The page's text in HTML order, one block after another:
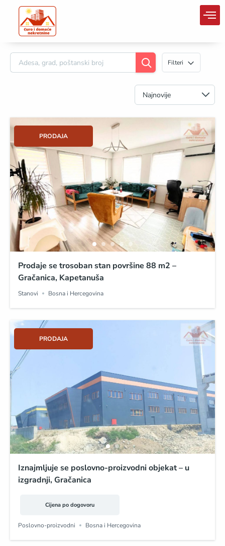
Filteri
PRODAJA
Prodaje se trosoban stan površine 88 m2 –
Gračanica, Kapetanuša
Stanovi Bosna i Hercegovina
PRODAJA
Iznajmljuje se poslovno-proizvodni objekat – u
izgradnji, Gračanica
Cijena po dogovoru
Poslovno-proizvodni Bosna i Hercegovina